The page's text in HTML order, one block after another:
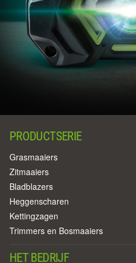
PRODUCTSERIE
Grasmaaiers
Zitmaaiers
Bladblazers
Heggenscharen
Kettingzagen
Trimmers en Bosmaaiers
HET BEDRIJF